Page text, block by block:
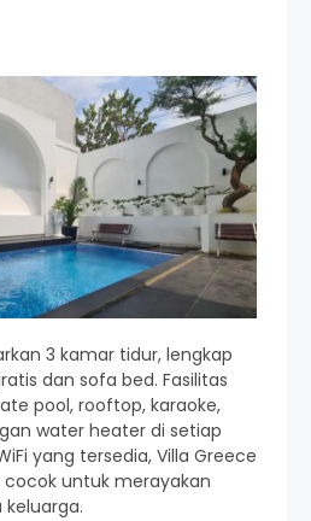
3 kamar tidur, lengkap
dan sofa bed. Fasilitas
pool, rooftop, karaoke,
water heater di setiap
yang tersedia, Villa Greece
untuk merayakan
keluarga.